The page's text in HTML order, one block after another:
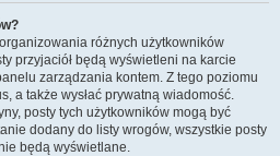
różnych użytkowników
przyjaciół będą wyświetleni na karcie
zarządzania kontem. Z tego poziomu
a także wysłać prywatną wiadomość.
posty tych użytkowników mogą być
dodany do listy wrogów, wszystkie posty
będą wyświetlane.